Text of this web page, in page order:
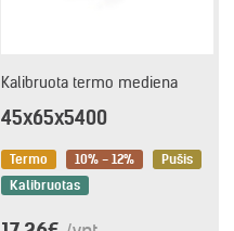
Kalibruota termo mediena
45x65x5400
Termo 10% - 12%
Pušis
Kalibruotas